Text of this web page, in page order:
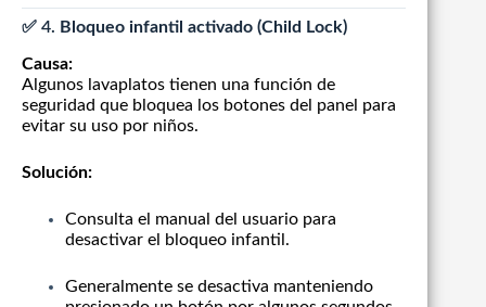
✅ 4. Bloqueo infantil activado (Child Lock)
Causa:
Algunos lavaplatos tienen una función de
seguridad que bloquea los botones del panel para
evitar su uso por niños.
Solución:
Consulta el manual del usuario para
desactivar el bloqueo infantil.
Generalmente se desactiva manteniendo